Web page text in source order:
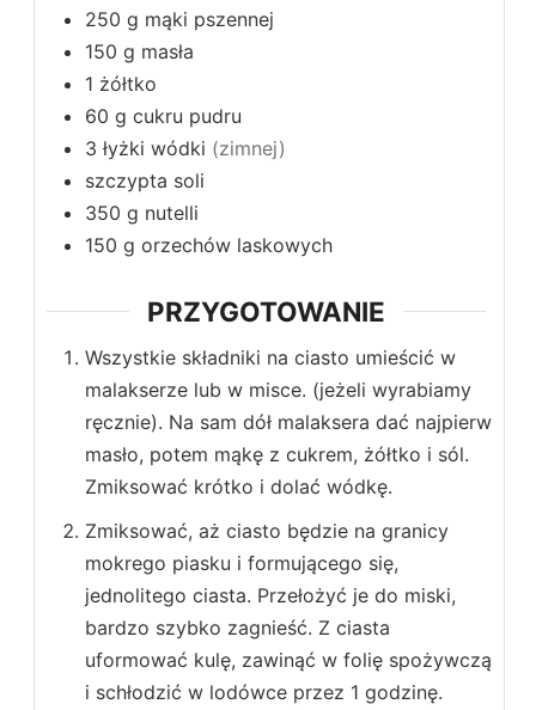
250 g mąki pszennej
150 g masła
1 żółtko
60 g cukru pudru
3 łyżki wódki (zimnej)
szczypta soli
350 g nutelli
150 g orzechów laskowych
PRZYGOTOWANIE
Wszystkie składniki na ciasto umieścić w
malakserze lub w misce. (jeżeli wyrabiamy
ręcznie). Na sam dół malaksera dać najpierw
masło, potem mąkę z cukrem, żółtko i sól.
Zmiksować krótko i dolać wódkę.
Zmiksować, aż ciasto będzie na granicy
mokrego piasku i formującego się,
jednolitego ciasta. Przełożyć je do miski,
bardzo szybko zagnieść. Z ciasta
uformować kulę, zawinąć w folię spożywczą
i schłodzić w lodówce przez 1 godzinę.